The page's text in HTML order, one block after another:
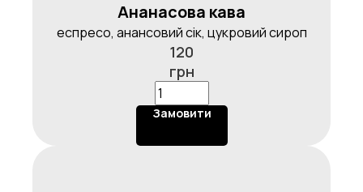
Ананасова кава
еспресо, анансовий сік, цукровий сироп
120
грн
Замовити